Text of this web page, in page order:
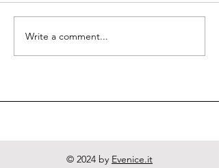
Quodlibeta Cartesiana
Write a comment...
© 2024 by Evenice.it